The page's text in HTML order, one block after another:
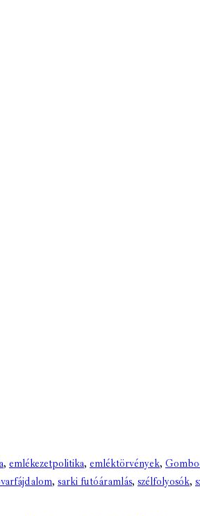
, emlékezetpolitika, emléktörvények,
, sarki futóáramlás, szélfolyosók,